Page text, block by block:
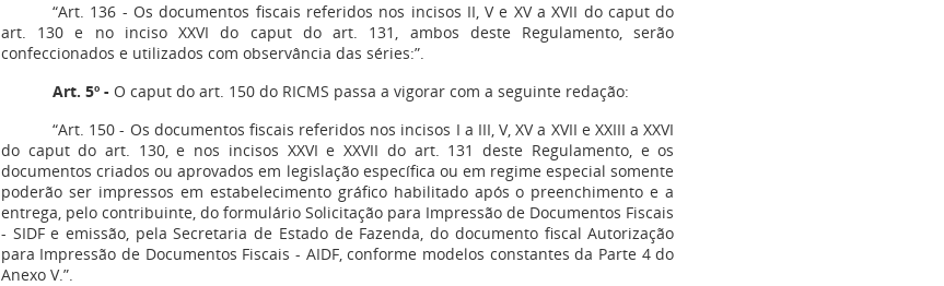
“Art. 136 - Os documentos fiscais referidos nos incisos II, V e XV a XVII do caput do
art. 130 e no inciso XXVI do caput do art. 131, ambos deste Regulamento, serão
confeccionados e utilizados com observância das séries:”.
Art. 5º - O caput do art. 150 do RICMS passa a vigorar com a seguinte redação:
“Art. 150 - Os documentos fiscais referidos nos incisos I a III, V, XV a XVII e XXIII a XXVI
do caput do art. 130, e nos incisos XXVI e XXVII do art. 131 deste Regulamento, e os
documentos criados ou aprovados em legislação específica ou em regime especial somente
poderão ser impressos em estabelecimento gráfico habilitado após o preenchimento e a
entrega, pelo contribuinte, do formulário Solicitação para Impressão de Documentos Fiscais
- SIDF e emissão, pela Secretaria de Estado de Fazenda, do documento fiscal Autorização
para Impressão de Documentos Fiscais - AIDF, conforme modelos constantes da Parte 4 do
Anexo V.”.